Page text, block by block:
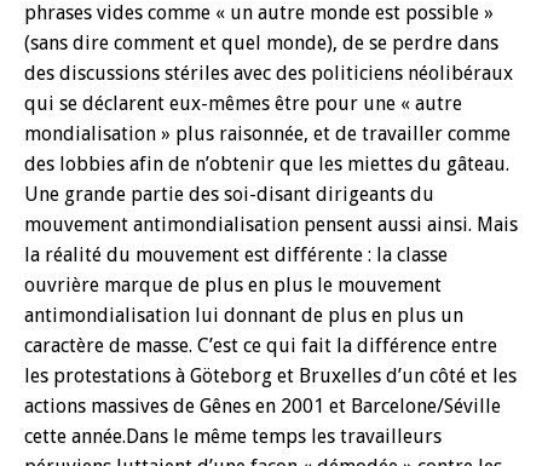
phrases vides comme « un autre monde est possible »
(sans dire comment et quel monde), de se perdre dans
des discussions stériles avec des politiciens néolibéraux
qui se déclarent eux-mêmes être pour une « autre
mondialisation » plus raisonnée, et de travailler comme
des lobbies afin de n’obtenir que les miettes du gâteau.
Une grande partie des soi-disant dirigeants du
mouvement antimondialisation pensent aussi ainsi. Mais
la réalité du mouvement est différente : la classe
ouvrière marque de plus en plus le mouvement
antimondialisation lui donnant de plus en plus un
caractère de masse. C’est ce qui fait la différence entre
les protestations à Göteborg et Bruxelles d’un côté et les
actions massives de Gênes en 2001 et Barcelone/Séville
cette année.Dans le même temps les travailleurs